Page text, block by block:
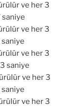
ve her 3
saniye
ve her 3
ve her 3
saniye
ve her 3
saniye
ve her 3